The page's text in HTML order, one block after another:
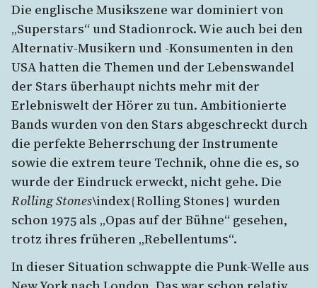
Die englische Musikszene war dominiert von
„Superstars“ und Stadionrock. Wie auch bei den
Alternativ-Musikern und -Konsumenten in den
USA hatten die Themen und der Lebenswandel
der Stars überhaupt nichts mehr mit der
Erlebniswelt der Hörer zu tun. Ambitionierte
Bands wurden von den Stars abgeschreckt durch
die perfekte Beherrschung der Instrumente
sowie die extrem teure Technik, ohne die es, so
wurde der Eindruck erweckt, nicht gehe. Die
Rolling Stones\index{Rolling Stones} wurden
schon 1975 als „Opas auf der Bühne“ gesehen,
trotz ihres früheren „Rebellentums“.
In dieser Situation schwappte die Punk-Welle aus